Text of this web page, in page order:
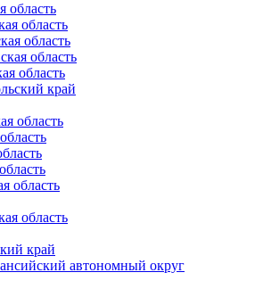
область
область
область
область
область
край
область
область
область
край
автономный округ